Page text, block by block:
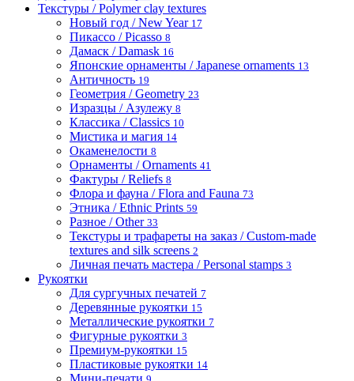
Текстуры / Polymer clay textures
Новый год / New Year 17
Пикассо / Picasso 8
Дамаск / Damask 16
Японские орнаменты / Japanese ornaments 13
Античность 19
Геометрия / Geometry 23
Изразцы / Азулежу 8
Классика / Classics 10
Мистика и магия 14
Окаменелости 8
Орнаменты / Ornaments 41
Фактуры / Reliefs 8
Флора и фауна / Flora and Fauna 73
Этника / Ethnic Prints 59
Разное / Other 33
Текстуры и трафареты на заказ / Custom-made
textures and silk screens 2
Личная печать мастера / Personal stamps 3
Рукоятки
Для сургучных печатей 7
Деревянные рукоятки 15
Металлические рукоятки 7
Фигурные рукоятки 3
Премиум-рукоятки 15
Пластиковые рукоятки 14
Мини-печати